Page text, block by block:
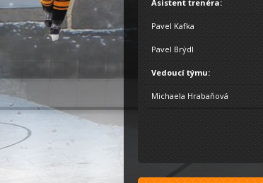
Asistent trenéra:
Pavel Kafka
Pavel Brýdl
Vedoucí týmu:
Michaela Hrabaňová